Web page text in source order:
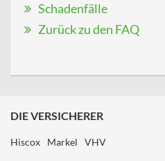
Schadenfälle
Zurück zu den FAQ
DIE VERSICHERER
Hiscox Markel VHV